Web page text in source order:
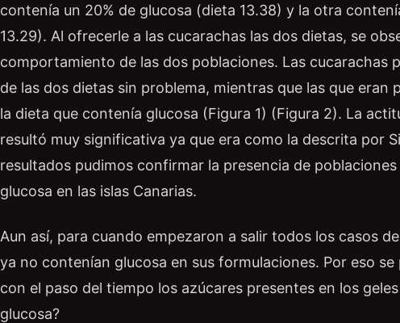
contenía un 20% de glucosa (dieta 13.38) y la otra
13.29). Al ofrecerle a las cucarachas las dos dietas, se
comportamiento de las dos poblaciones. Las
de las dos dietas sin problema, mientras que las que
la dieta que contenía glucosa (Figura 1) (Figura 2). La
resultó muy significativa ya que era como la descrita por
resultados pudimos confirmar la presencia de poblaciones
glucosa en las islas Canarias.
Aun así, para cuando empezaron a salir todos los casos
ya no contenían glucosa en sus formulaciones. Por eso
con el paso del tiempo los azúcares presentes en los
glucosa?